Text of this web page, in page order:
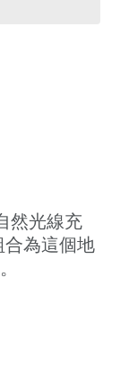
然光線充
為這個地
美麗的地標